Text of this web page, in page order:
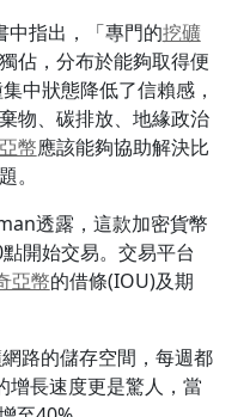
中指出，「專門的挖礦
佔，分布於能夠取得便
中狀態降低了信賴感，
物、碳排放、地緣政治
幣應該能夠協助解決比
。
透露，這款加密貨幣
開始交易。交易平台
亞幣的借條(IOU)及期
網路的儲存空間，每週都
增長速度更是驚人，當